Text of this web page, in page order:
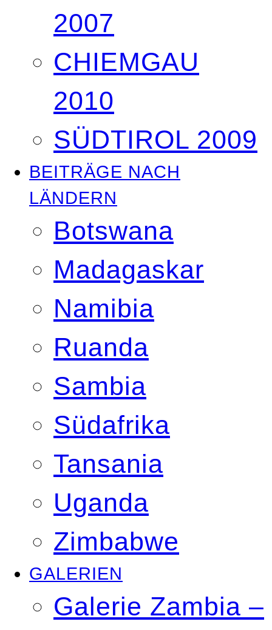
2007
CHIEMGAU
2010
SÜDTIROL 2009
BEITRÄGE NACH
LÄNDERN
Botswana
Madagaskar
Namibia
Ruanda
Sambia
Südafrika
Tansania
Uganda
Zimbabwe
GALERIEN
Galerie Zambia –